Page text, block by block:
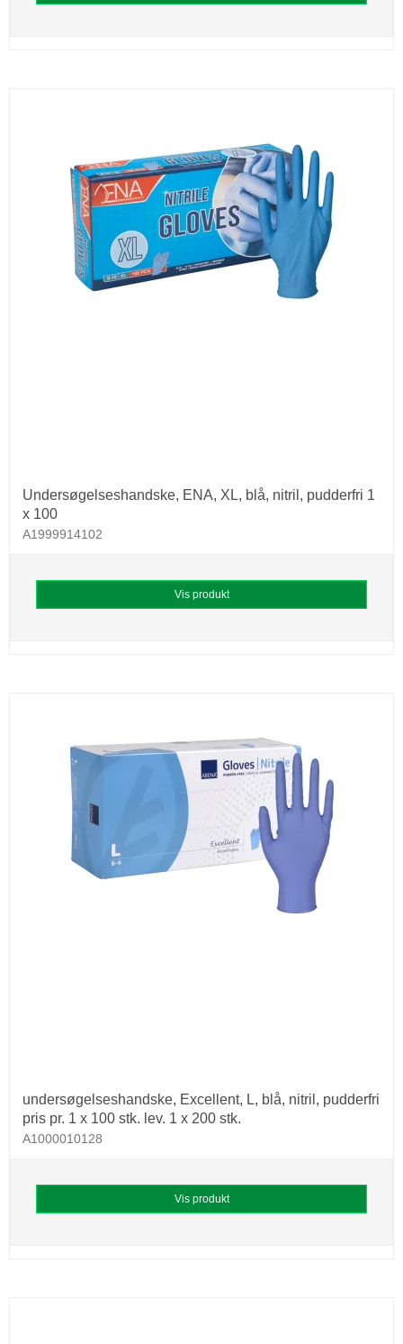
Undersøgelseshandske, ENA, XL, blå, nitril, pudderfri 1
x 100
A1999914102
Vis produkt
undersøgelseshandske, Excellent, L, blå, nitril, pudderfri
pris pr. 1 x 100 stk. lev. 1 x 200 stk.
A1000010128
Vis produkt